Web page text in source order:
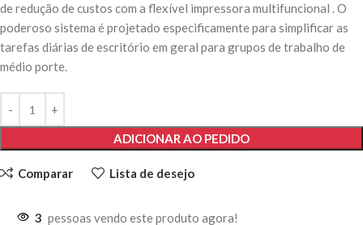
de redução de custos com a flexível impressora multifuncional . O
poderoso sistema é projetado especificamente para simplificar as
tarefas diárias de escritório em geral para grupos de trabalho de
médio porte.
ADICIONAR AO PEDIDO
Comparar Lista de desejo
3 pessoas vendo este produto agora!